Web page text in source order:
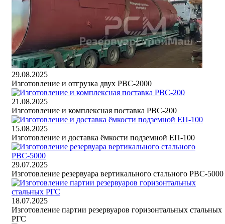
29.08.2025
Изготовление и отгрузка двух РВС-2000
21.08.2025
Изготовление и комплексная поставка РВС-200
15.08.2025
Изготовление и доставка ёмкости подземной ЕП-100
29.07.2025
Изготовление резервуара вертикального стального РВС-5000
18.07.2025
Изготовление партии резервуаров горизонтальных стальных
РГС